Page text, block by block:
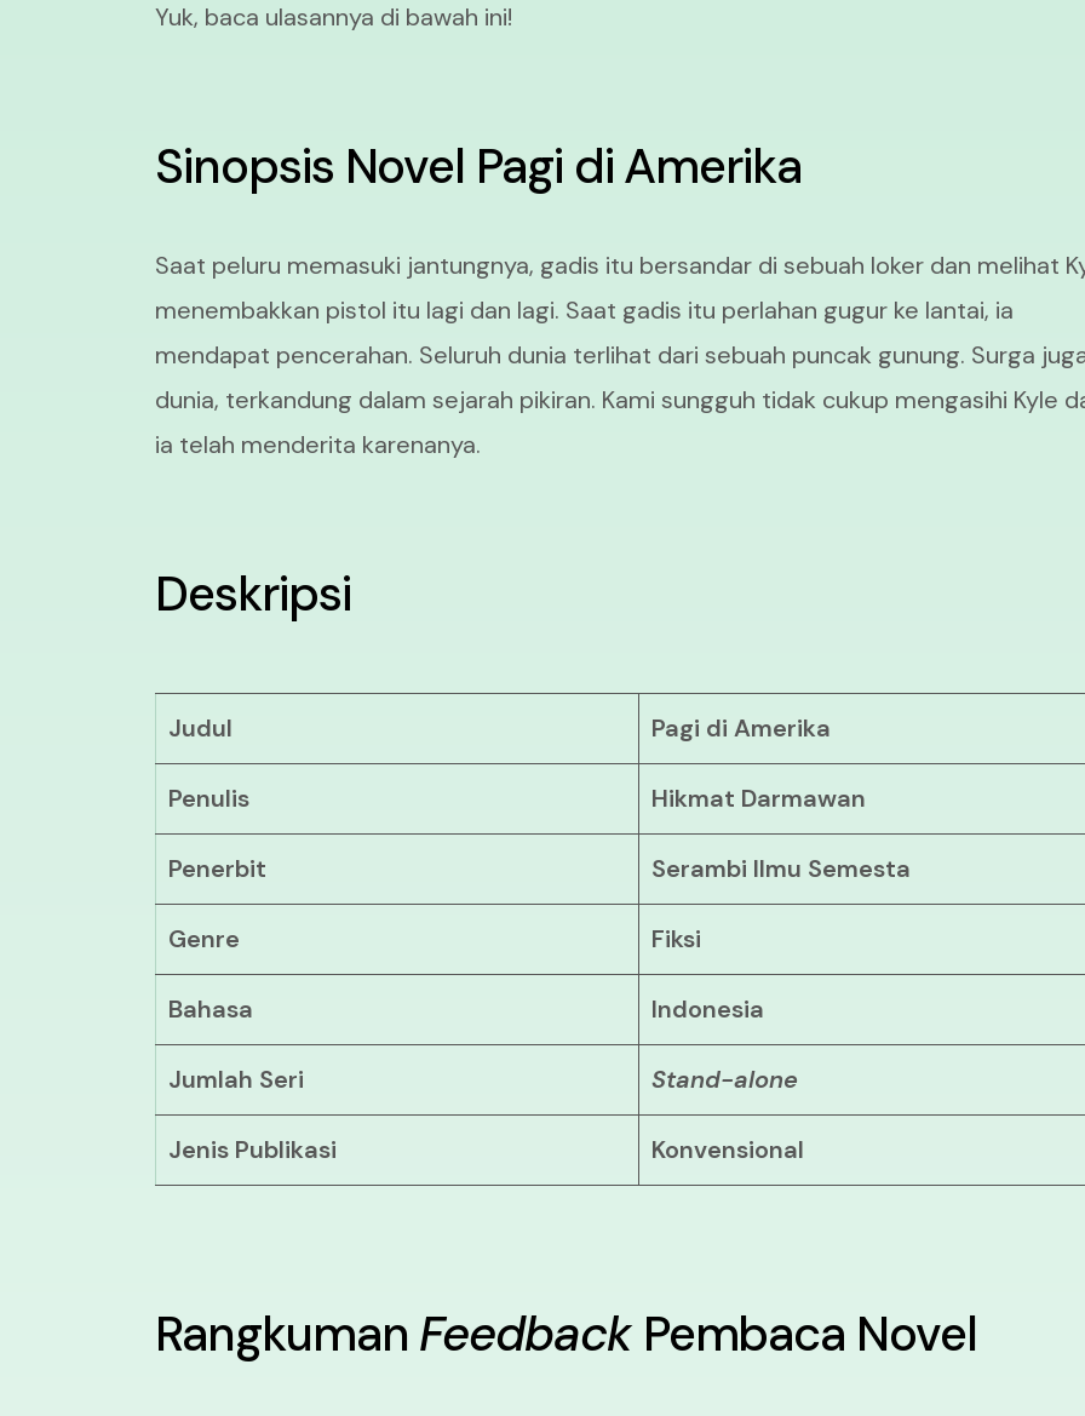
Yuk, baca ulasannya di bawah ini!
Sinopsis Novel Pagi di Amerika
Saat peluru memasuki jantungnya, gadis itu bersandar di sebuah loker dan melihat
menembakkan pistol itu lagi dan lagi. Saat gadis itu perlahan gugur ke lantai, ia
mendapat pencerahan. Seluruh dunia terlihat dari sebuah puncak gunung. Surga
dunia, terkandung dalam sejarah pikiran. Kami sungguh tidak cukup mengasihi Kyle
ia telah menderita karenanya.
Deskripsi
Judul Pagi di Amerika
Penulis Hikmat Darmawan
Penerbit Serambi Ilmu Semesta
Genre Fiksi
Bahasa Indonesia
Jumlah Seri Stand-alone
Jenis Publikasi Konvensional
Rangkuman Feedback Pembaca Novel